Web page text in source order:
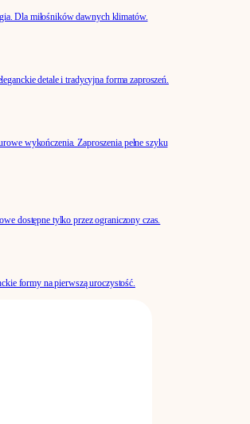
Dla miłośników dawnych klimatów.
detale i tradycyjna forma zaproszeń.
wykończenia. Zaproszenia pełne szyku
dostępne tylko przez ograniczony czas.
formy na pierwszą uroczystość.